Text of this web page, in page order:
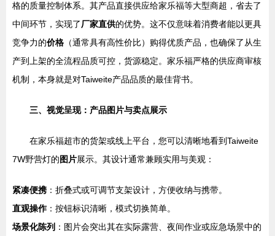
格的质量控制体系。其产品直接供应给家乐福等大型商超，省去了
中间环节，实现了厂家直供的优势。这不仅意味着消费者能以更具
竞争力的价格 （通常具有高性价比）购得优质产品，也确保了从生
产到上架的全流程品质可控，货源稳定。家乐福严格的供应商审核
机制，本身就是对Taiweite产品品质的最佳背书。
三、视觉呈现：产品图片与卖点展示
在家乐福超市的货架或线上平台，您可以清晰地看到Taiweite
7W野营灯的图片展示。其设计通常兼顾实用与美观：
紧凑便携 ：折叠式或可调节支架设计，方便收纳与携带。
直观操作：按钮标识清晰，模式切换简单。
场景化陈列 ：图片会突出其在实际露营、夜间作业或应急场景中的